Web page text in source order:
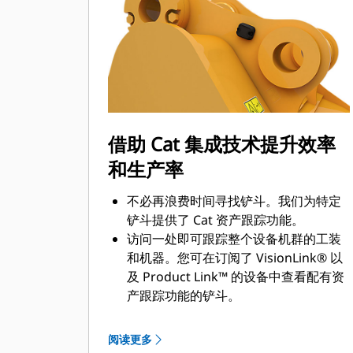
借助 Cat 集成技术提升效率
和生产率
不必再浪费时间寻找铲斗。我们为特定
铲斗提供了 Cat 资产跟踪功能。
访问一处即可跟踪整个设备机群的工装
和机器。您可在订阅了 VisionLink® 以
及 Product Link™ 的设备中查看配有资
产跟踪功能的铲斗。
设的场地边界，配有资产跟踪器的铲斗
阅读更多